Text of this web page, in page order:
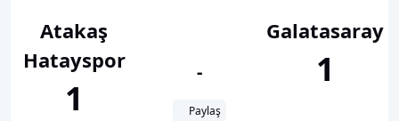
Atakaş
Hatayspor
1
-
Paylaş
Galatasaray
1